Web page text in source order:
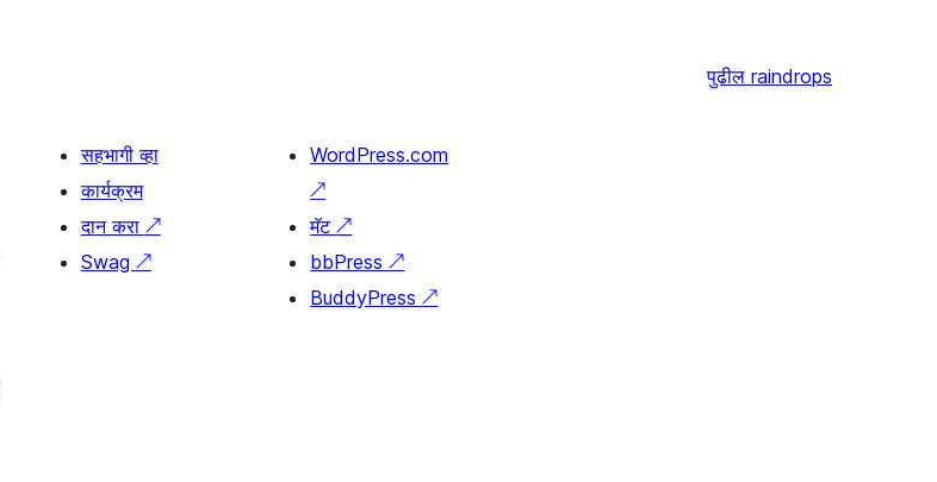
पुढील raindrops
सहभागी व्हा
कार्यक्रम
दान करा ↗
Swag ↗
WordPress.com
↗
मॅट↗
bbPress↗
BuddyPress↗